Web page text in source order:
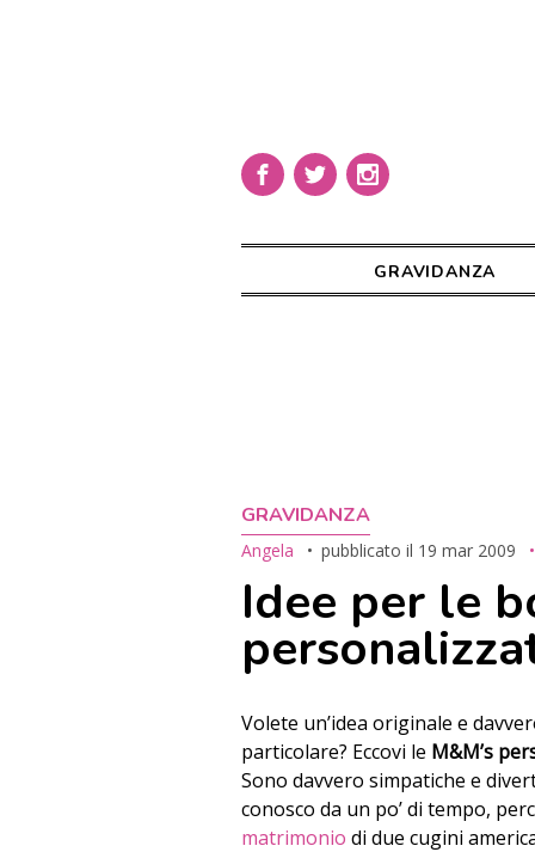
GRAVIDANZA
GRAVIDANZA
Angela pubblicato il 19 mar 2009
Idee per le
Volete un’idea originale e
particolare? Eccovi le M&M’s
Sono davvero simpatiche e
conosco da un po’ di tempo,
matrimonio di due cugini